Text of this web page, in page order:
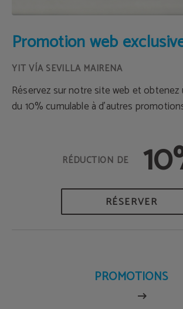
Promotion web
Réservez sur notre site web et
du 10% cumulable à d’autres
RÉSERVER
PROMOTIONS